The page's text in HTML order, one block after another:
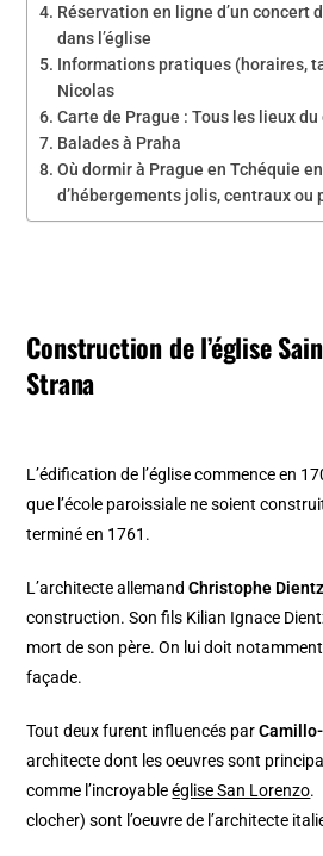
Réservation en ligne d’un concert
dans l’église
Informations pratiques (horaires,
Nicolas
Carte de Prague : Tous les lieux
Balades à Praha
Où dormir à Prague en Tchéquie
d’hébergements jolis, centraux ou
Construction de l’église
Strana
L’édification de l’église commence en
que l’école paroissiale ne soient
terminé en 1761.
L’architecte allemandChristophe
construction. Son fils Kilian Ignace
mort de son père. On lui doit
façade.
Tout deux furent influencés par
architecte dont les oeuvres sont
comme l’incroyableéglise San Lorenzo.
clocher) sont l’oeuvre de l’architecte